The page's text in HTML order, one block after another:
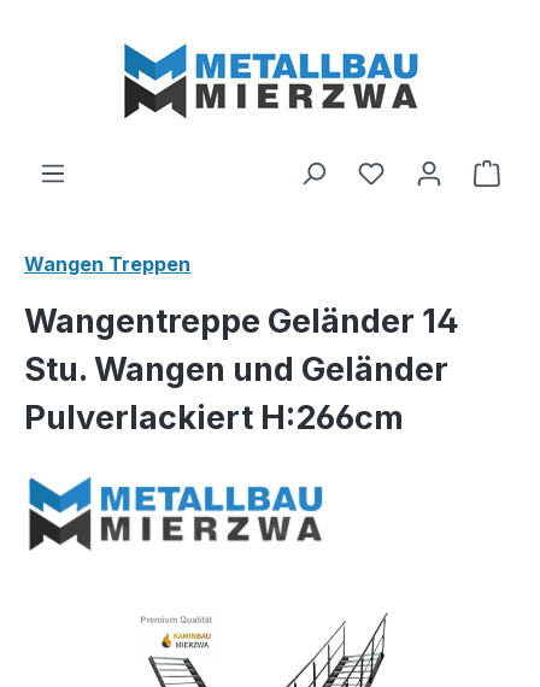
Du hast 0
Wangen Treppen
Wangentreppe Geländer 14
Stu. Wangen und Geländer
Pulverlackiert H:266cm
Bildergalerie überspringen